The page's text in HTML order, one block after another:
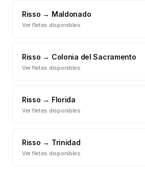
Risso → Maldonado
Ver fletes disponibles
Risso → Colonia del Sacramento
Ver fletes disponibles
Risso → Florida
Ver fletes disponibles
Risso → Trinidad
Ver fletes disponibles